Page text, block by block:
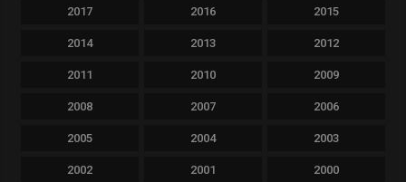
2017 2016 2015
2014 2013 2012
2011 2010 2009
2008 2007 2006
2005 2004 2003
2002 2001 2000